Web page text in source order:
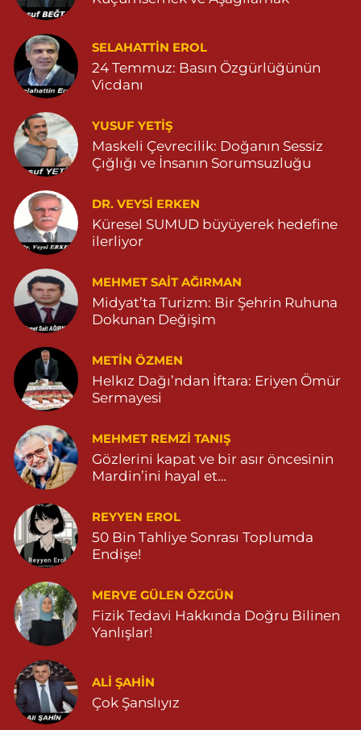
Gül Mahallesi, Vatan Caddesi No:2 A Yeşilli Mardin
0 (482) 591 10 91
Turan Eczanesi
Tepebaşı Mahallesi, Kısmetli Caddesi No:59 D Dargeçit Mardin
0 (482) 381 36 70 Yol Tarifi Al
SELAHATTIN EROL
24 Temmuz: Basın Özgürlüğünün
Vicdanı
YUSUF YETİŞ
Maskeli Çevrecilik: Doğanın Sessiz
Çığlığı ve İnsanın Sorumsuzluğu
DR. VEYSI ERKEN
Küresel SUMUD büyüyerek hedefine
ilerliyor
MEHMET SAIT AĞIRMAN
Midyat’ta Turizm: Bir Şehrin Ruhuna
Dokunan Değişim
METIN ÖZMEN
Helkız Dağı’ndan İftara: Eriyen Ömür
Sermayesi
MEHMET REMZI TANIŞ
Gözlerini kapat ve bir asır öncesinin
Mardin’ini hayal et…
REYYEN EROL
50 Bin Tahliye Sonrası Toplumda
Endişe!
MERVE GÜLEN ÖZGÜN
Fizik Tedavi Hakkında Doğru Bilinen
Yanlışlar!
ALI ŞAHİN
Çok Şanslıyız